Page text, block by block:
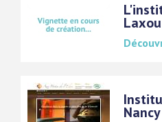
Nancy